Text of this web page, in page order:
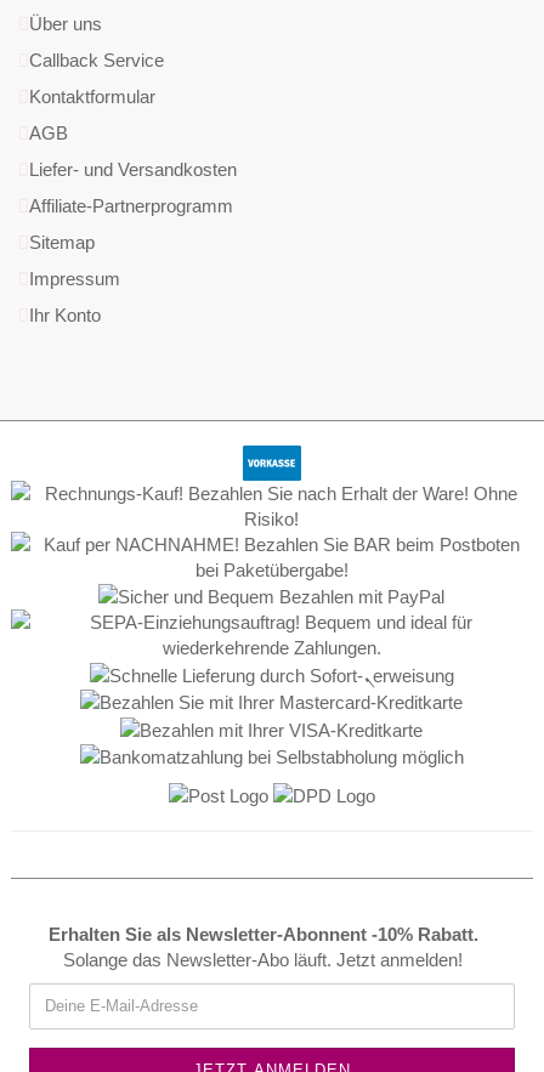
Über uns
Callback Service
Kontaktformular
AGB
Liefer- und Versandkosten
Affiliate-Partnerprogramm
Sitemap
Impressum
Ihr Konto
Erhalten Sie als Newsletter-Abonnent -10% Rabatt.
Solange das Newsletter-Abo läuft. Jetzt anmelden!